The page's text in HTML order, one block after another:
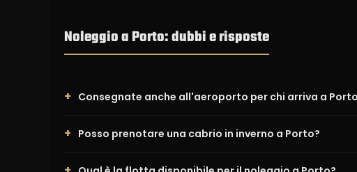
Noleggio a Porto: dubbi e risposte
Consegnate anche all'aeroporto per chi arriva a
Posso prenotare una cabrio in inverno a Porto?